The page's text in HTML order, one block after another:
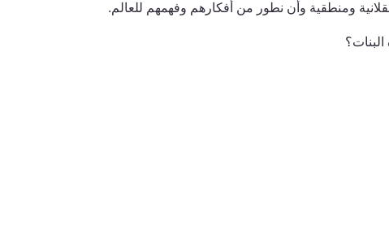
ومنطقية وأن نطور من أفكارهم وفهمهم للعالم.